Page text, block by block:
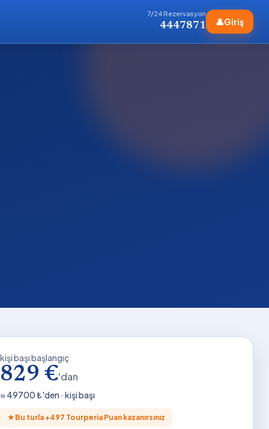
7/24 Rezervasyon
4447871 👤Giriş
kişi başı başlangıç
829 €'dan
≈ 49700₺'den · kişi başı
★ Bu turla +497 Tourperia Puan kazanırsınız